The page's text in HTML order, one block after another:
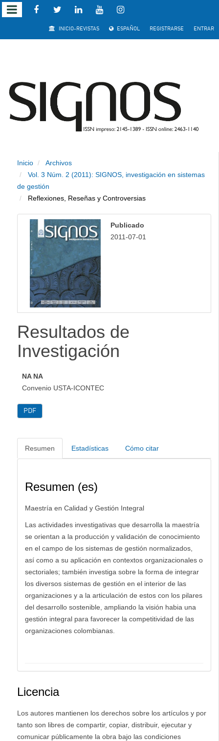
Salto
rápido
contenido
Navegación
principal
Contenido
principal
Barra
lateral
INICIO-REVISTAS ESPAÑOL REGISTRARSE ENTRAR
Inicio
Archivos
Vol. 3 Núm. 2 (2011): SIGNOS, investigación en sistemas
de gestión
Reflexiones, Reseñas y Controversias
Publicado
2011-07-01
Resultados de
Investigación
NA NA
Convenio USTA-ICONTEC
PDF
Resumen Estadísticas Cómo citar
Resumen (es)
Maestría en Calidad y Gestión Integral
Las actividades investigativas que desarrolla la maestría
se orientan a la producción y validación de conocimiento
en el campo de los sistemas de gestión normalizados,
así como a su aplicación en contextos organizacionales o
sectoriales; también investiga sobre la forma de integrar
los diversos sistemas de gestión en el interior de las
organizaciones y a la articulación de estos con los pilares
del desarrollo sostenible, ampliando la visión habia una
gestión integral para favorecer la competitividad de las
organizaciones colombianas.
Licencia
Los autores mantienen los derechos sobre los artículos y por
tanto son libres de compartir, copiar, distribuir, ejecutar y
comunicar públicamente la obra bajo las condiciones